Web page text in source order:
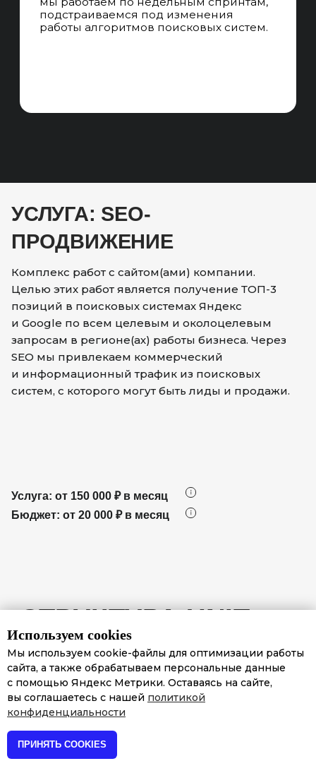
УСЛУГА: SEO-
ПРОДВИЖЕНИЕ
Комплекс работ с сайтом(ами) компании.
Целью этих работ является получение ТОП-3
позиций в поисковых системах Яндекс
и Google по всем целевым и околоцелевым
запросам в регионе(ах) работы бизнеса. Через
SEO мы привлекаем коммерческий
и информационный трафик из поисковых
систем, с которого могут быть лиды и продажи.
Услуга: от 150 000 ₽ в месяц
Бюджет: от 20 000 ₽ в месяц
Используем cookies
Мы используем cookie-файлы для оптимизации работы
сайта, а также обрабатываем персональные данные
с помощью Яндекс Метрики. Оставаясь на сайте,
вы соглашаетесь с нашей политикой
конфиденциальности
ПРИНЯТЬ COOKIES